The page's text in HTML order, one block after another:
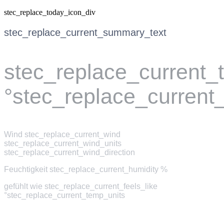
stec_replace_today_icon_div
stec_replace_current_summary_text
Wind stec_replace_current_wind
stec_replace_current_wind_units
stec_replace_current_wind_direction
Feuchtigkeit stec_replace_current_humidity %
gefühlt wie stec_replace_current_feels_like
°stec_replace_current_temp_units